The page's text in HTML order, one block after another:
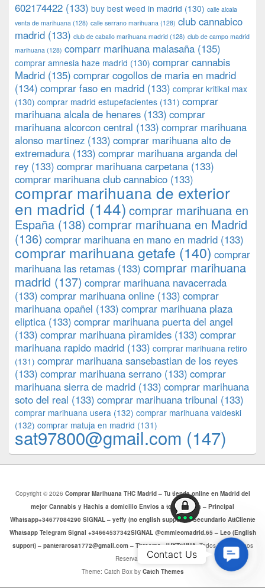
602174422 (133) buy best weed in madrid (130) calle alcala
venta de marihuana (128) calle serrano marihuana (128) club cannabico
madrid (133) club de caballo marihuana madrid (128) club de campo madrid
marihuana (128) comparr marihuana malasaña (135)
comprar amnesia haze madrid (130) comprar cannabis
Madrid (135) comprar cogollos de maria en madrid
(134) comprar faso en madrid (133) comprar kritikal max
(130) comprar madrid estupefacientes (131) comprar
marihuana alcala de henares (133) comprar
marihuana alcorcon central (133) comprar marihuana
alonso martinez (133) comprar marihuana alto de
extremadura (133) comprar marihuana arganda del
rey (133) comprar marihuana carpetana (133)
comprar marihuana club cannabico (133)
comprar marihuana de exterior
en madrid (144) comprar marihuana en
España (138) comprar marihuana en Madrid
(136) comprar marihuana en mano en madrid (133)
comprar marihuana getafe (140) comprar
marihuana las retamas (133) comprar marihuana
madrid (137) comprar marihuana navacerrada
(133) comprar marihuana online (133) comprar
marihuana opañel (133) comprar marihuana plaza
eliptica (133) comprar marihuana puerta del angel
(133) comprar marihuana pìramides (133) comprar
marihuana rapido madrid (133) comprar marihuana retiro
(131) comprar marihuana sansebastian de los reyes
(133) comprar marihuana serrano (133) comprar
marihuana sierra de madrid (133) comprar marihuana
soto del real (133) comprar marihuana tribunal (133)
comprar marihuana usera (132) comprar marihuana valdeski
(132) comprar matuja en madrid (131)
sat97800@gmail.com (147)
Copyright © 2026 Comprar Marihuana THC Madrid – Tu tienda online en Madrid del
mejor Cannabis y Hachis a domicilio Envios a toda Europa – Principal
Whatsapp+34677084290 SIGNAL – yeffy (no english support) – Secundario AttCliente
Whatsapp Telegram Signal +34664537342SIGNAL @cmmleomadrid.65 – Leo (English
support) – panterarosa1772@gmail.com – Threema: JHXT6HHA. Todos los Derechos
Reservados.
Theme: Catch Box by Catch Themes
Contact
Us
Contact Us